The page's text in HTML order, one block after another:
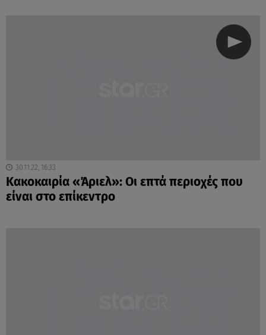
30.11.22, 16:33
Κακοκαιρία «Άριελ»: Οι επτά περιοχές που
είναι στο επίκεντρο